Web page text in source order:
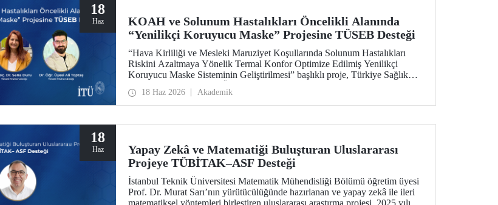
18
Haz
KOAH ve Solunum Hastalıkları Öncelikli Alanında
“Yenilikçi Koruyucu Maske” Projesine TÜSEB Desteği
“Hava Kirliliği ve Mesleki Maruziyet Koşullarında Solunum Hastalıkları
Riskini Azaltmaya Yönelik Termal Konfor Optimize Edilmiş Yenilikçi
Koruyucu Maske Sisteminin Geliştirilmesi” başlıklı proje, Türkiye Sağlık
Destek Programı kapsamında desteklenmeye hak kazandı.
18 Haz 2026 Akademik
18
Haz
Yapay Zekâ ve Matematiği Buluşturan Uluslararası
Projeye TÜBİTAK–ASF Desteği
İstanbul Teknik Üniversitesi Matematik Mühendisliği Bölümü öğretim üyesi
Prof. Dr. Murat Sarı’nın yürütücülüğünde hazırlanan ve yapay zekâ ile ileri
matematiksel yöntemleri birleştiren uluslararası araştırma projesi, 2025 yılı